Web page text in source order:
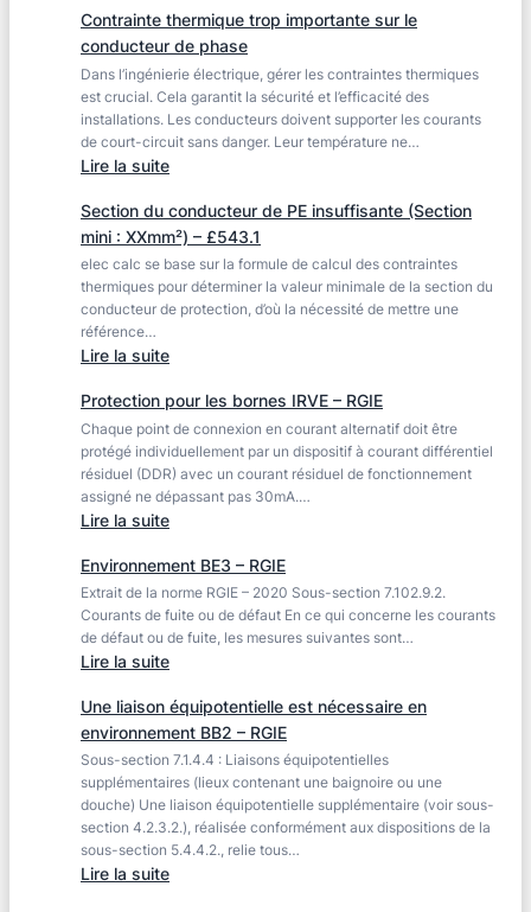
trop
important
selon
la
CEI
61936-
1
modes
de
pose
de
la
100
2024
Contrainte thermique trop importante sur le
conducteur de phase
Dans l’ingénierie électrique, gérer les contraintes thermiques
est crucial. Cela garantit la sécurité et l’efficacité des
installations. Les conducteurs doivent supporter les courants
de court-circuit sans danger. Leur température ne…
Lire la suite:
thermique
trop
importante
sur
le
phase
Section du conducteur de PE insuffisante (Section
mini : XXmm²) – £543.1
elec calc se base sur la formule de calcul des contraintes
thermiques pour déterminer la valeur minimale de la section du
conducteur de protection, d’où la nécessité de mettre une
référence…
Lire la suite:
du
conducteur
de
PE
insuffisante
mini
:
XXmm²)
–
£543.1
Protection pour les bornes IRVE – RGIE
Chaque point de connexion en courant alternatif doit être
protégé individuellement par un dispositif à courant différentiel
résiduel (DDR) avec un courant résiduel de fonctionnement
assigné ne dépassant pas 30mA.…
Lire la suite:
pour
les
bornes
IRVE
–
RGIE
Environnement BE3 – RGIE
Extrait de la norme RGIE – 2020 Sous-section 7.102.9.2.
Courants de fuite ou de défaut En ce qui concerne les courants
de défaut ou de fuite, les mesures suivantes sont…
Lire la suite:
BE3
–
RGIE
Une liaison équipotentielle est nécessaire en
environnement BB2 – RGIE
Sous-section 7.1.4.4 : Liaisons équipotentielles
supplémentaires (lieux contenant une baignoire ou une
douche) Une liaison équipotentielle supplémentaire (voir sous-
section 4.2.3.2.), réalisée conformément aux dispositions de la
sous-section 5.4.4.2., relie tous…
Lire la suite: